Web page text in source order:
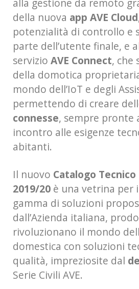
della nuova app AVE Cloud
potenzialità di controllo e
parte dell’utente finale, e
servizio AVE Connect, che
della domotica
mondo dell’IoT e degli
permettendo di creare
connesse, sempre pronte
incontro alle esigenze
abitanti.
Il nuovo Catalogo
2019/20 è una vetrina per
gamma di soluzioni
dall’Azienda italiana,
rivoluzionano il mondo
domestica con soluzioni
qualità, impreziosite dal
Serie Civili AVE.